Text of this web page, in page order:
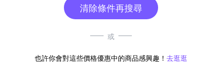
清除條件再搜尋
或
也許你會對這些價格優惠中的商品感興趣！ 去逛逛